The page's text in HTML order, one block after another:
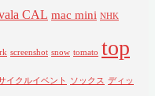
CAL mac mini NHK
screenshot snow tomato top
イクルイベント ソックス ディッ